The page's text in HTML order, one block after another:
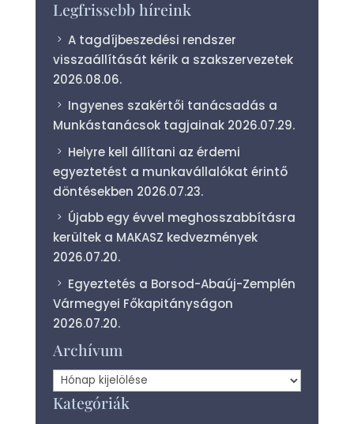
Legfrissebb híreink
A tagdíjbeszedési rendszer
visszaállítását kérik a szakszervezetek
2026.08.06.
Ingyenes szakértői tanácsadás a
Munkástanácsok tagjainak 2026.07.29.
Helyre kell állítani az érdemi
egyeztetést a munkavállalókat érintő
döntésekben 2026.07.23.
Újabb egy évvel meghosszabbításra
kerültek a MAKASZ kedvezmények
2026.07.20.
Egyeztetés a Borsod-Abaúj-Zemplén
Vármegyei Főkapitányságon
2026.07.20.
Archívum
Archívum
Kategóriák